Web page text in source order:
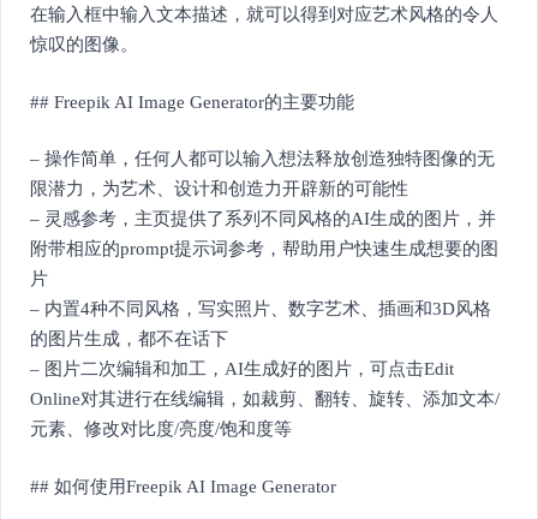
在输入框中输入文本描述，就可以得到对应艺术风格的令人
惊叹的图像。
## Freepik AI Image Generator的主要功能
– 操作简单，任何人都可以输入想法释放创造独特图像的无
限潜力，为艺术、设计和创造力开辟新的可能性
– 灵感参考，主页提供了系列不同风格的AI生成的图片，并
附带相应的prompt提示词参考，帮助用户快速生成想要的图
片
– 内置4种不同风格，写实照片、数字艺术、插画和3D风格
的图片生成，都不在话下
– 图片二次编辑和加工，AI生成好的图片，可点击Edit
Online对其进行在线编辑，如裁剪、翻转、旋转、添加文本/
元素、修改对比度/亮度/饱和度等
## 如何使用Freepik AI Image Generator